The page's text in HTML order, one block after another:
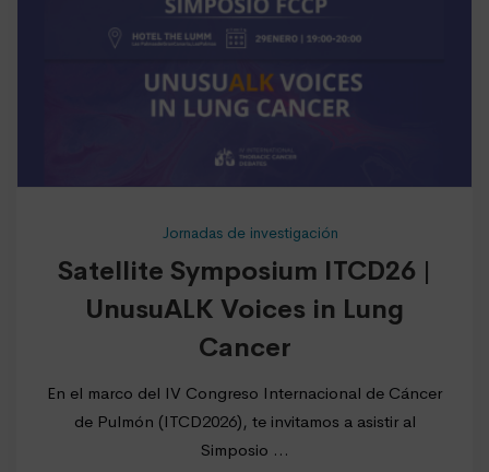
Jornadas de investigación
Satellite Symposium ITCD26 |
UnusuALK Voices in Lung
Cancer
En el marco del IV Congreso Internacional de Cáncer
de Pulmón (ITCD2026), te invitamos a asistir al
Simposio …